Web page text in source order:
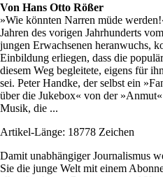
Von Hans Otto Rößer
»Wie könnten Narren müde
Jahren des vorigen Jahrhunderts
jungen Erwachsenen heranwuchs,
Einbildung erliegen, dass die
diesem Weg begleitete, eigens für
sei. Peter Handke, der selbst ein
über die Jukebox« von der
Musik, die ...
Artikel-Länge: 18778 Zeichen
Damit unabhängiger Journalismus
Sie die junge Welt mit einem